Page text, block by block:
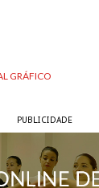
GRÁFICO
PUBLICIDADE